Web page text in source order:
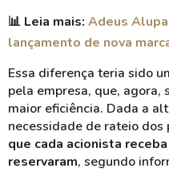
📊 Leia mais: Adeus
lançamento de nova
Essa diferença teria sido
pela empresa, que,
maior eficiência. Dada a
necessidade de rateio dos
que cada acionista
reservaram, segundo